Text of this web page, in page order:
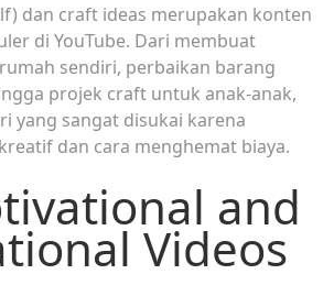
dan craft ideas merupakan konten
di YouTube. Dari membuat
sendiri, perbaikan barang
projek craft untuk anak-anak,
yang sangat disukai karena
dan cara menghemat biaya.
and
Videos